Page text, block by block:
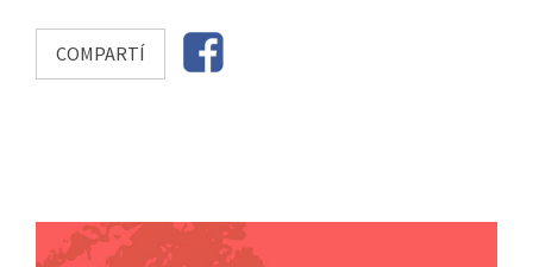
COMPARTÍ